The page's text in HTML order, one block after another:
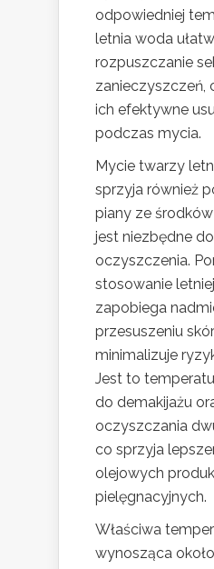
odpowiedniej
letnia woda
rozpuszczanie
zanieczyszczeń,
ich efektywne
podczas mycia.
Mycie twarzy
sprzyja również
piany ze
jest niezbędne
oczyszczenia.
stosowanie
zapobiega
przesuszeniu
minimalizuje
Jest to
do demakijażu
oczyszczania
co sprzyja
olejowych
pielęgnacyjnych.
Właściwa
wynosząca